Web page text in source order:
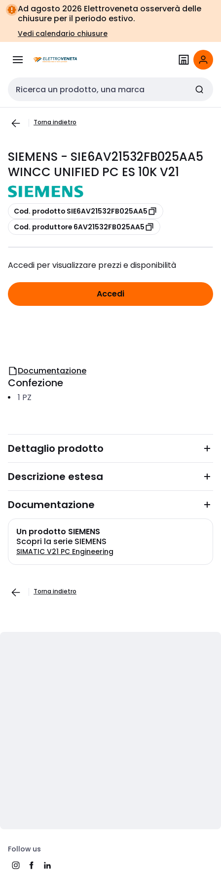
Vai alla
navigazione
Vai
alla
pagina
Ad agosto 2026 Elettroveneta osserverà delle
chiusure per il periodo estivo.
Vedi calendario chiusure
Cerca input
Torna indietro
SIEMENS - SIE6AV21532FB025AA5
WINCC UNIFIED PC ES 10K V21
copia
Cod. prodotto SIE6AV21532FB025AA5
copia
Cod. produttore 6AV21532FB025AA5
Accedi per visualizzare prezzi e disponibilità
Accedi
Documentazione
Confezione
1 PZ
Dettaglio prodotto
Descrizione estesa
Documentazione
Un prodotto SIEMENS
Scopri la serie SIEMENS
SIMATIC V21 PC Engineering
Torna indietro
Follow us